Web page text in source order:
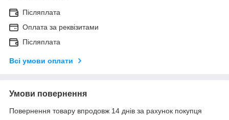
Післяплата
Оплата за реквізитами
Післяплата
Всі умови оплати
Умови повернення
Повернення товару впродовж 14 днів за рахунок покупця